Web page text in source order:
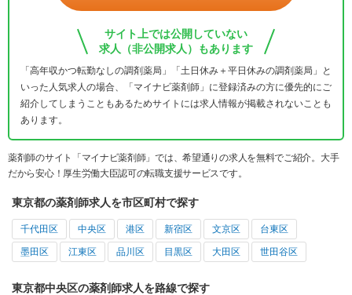
サイト上では公開していない
求人（非公開求人）もあります
「高年収かつ転勤なしの調剤薬局」「土日休み＋平日休みの調剤薬局」と
いった人気求人の場合、「マイナビ薬剤師」に登録済みの方に優先的にご
紹介してしまうこともあるためサイトには求人情報が掲載されないことも
あります。
薬剤師のサイト「マイナビ薬剤師」では、希望通りの求人を無料でご紹介。大手
だから安心！厚生労働大臣認可の転職支援サービスです。
東京都の薬剤師求人を市区町村で探す
千代田区 中央区 港区 新宿区 文京区 台東区
墨田区 江東区 品川区 目黒区 大田区 世田谷区
東京都中央区の薬剤師求人を路線で探す